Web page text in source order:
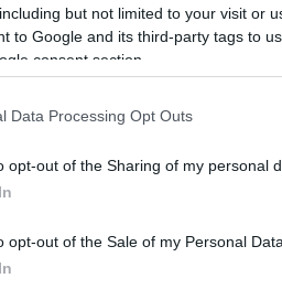
but not limited to your visit or
to Google and its third-party tags to
consent section.
Data Processing Opt Outs
opt-out of the Sharing of my personal
opt-out of the Sale of my Personal Data.
καταστηματάρχες θα πρέπει «για
και θρησκευτικών δρωμένων
κοινόχρηστοι
είτε για έκθεση εμπορευμάτων
που αναφέρονται είναι:
Πρώτη Ανάσταση): 08:30- 12:30